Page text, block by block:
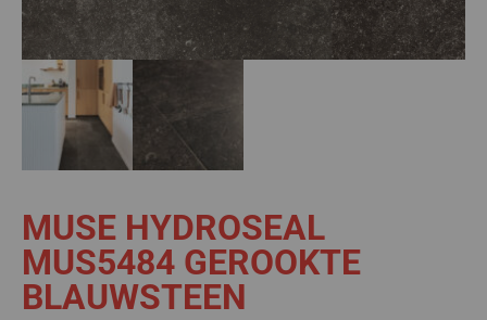
MUSE HYDROSEAL
MUS5484 GEROOKTE
BLAUWSTEEN